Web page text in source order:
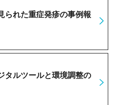
られた重症発疹の事例報
タルツールと環境調整の